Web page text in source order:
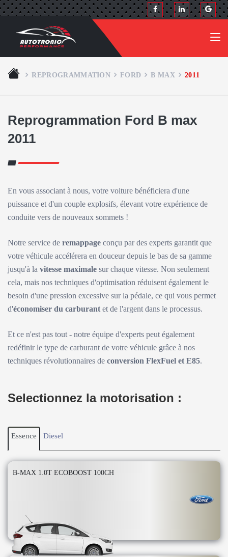
REPROGRAMMATION FORD B MAX 2011
Reprogrammation Ford B max
2011
En vous associant à nous, votre voiture bénéficiera d'une
puissance et d'un couple explosifs, élevant votre expérience de
conduite vers de nouveaux sommets !
Notre service de remappage conçu par des experts garantit que
votre véhicule accélérera en douceur depuis le bas de sa gamme
jusqu'à la vitesse maximale sur chaque vitesse. Non seulement
cela, mais nos techniques d'optimisation réduisent également le
besoin d'une pression excessive sur la pédale, ce qui vous permet
d'économiser du carburant et de l'argent dans le processus.
Et ce n'est pas tout - notre équipe d'experts peut également
redéfinir le type de carburant de votre véhicule grâce à nos
techniques révolutionnaires de conversion FlexFuel et E85.
Selectionnez la motorisation :
Essence Diesel
B-MAX 1.0T ECOBOOST 100CH